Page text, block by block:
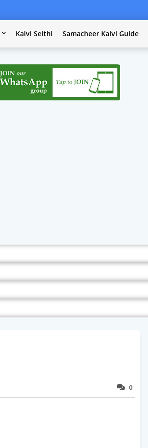
Kalvi Seithi Samacheer Kalvi Guide
0